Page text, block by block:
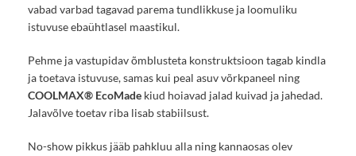
vabad varbad tagavad parema tundlikkuse ja loomuliku
istuvuse ebaühtlasel maastikul.
Pehme ja vastupidav õmblusteta konstruktsioon tagab kindla
ja toetava istuvuse, samas kui peal asuv võrkpaneel ning
COOLMAX® EcoMade kiud hoiavad jalad kuivad ja jahedad.
Jalavõlve toetav riba lisab stabiilsust.
No-show pikkus jääb pahkluu alla ning kannaosas olev